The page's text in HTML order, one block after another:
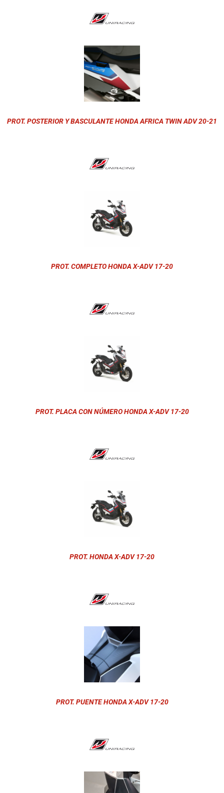
PROT. POSTERIOR Y BASCULANTE HONDA AFRICA TWIN ADV 20-21
PROT. COMPLETO HONDA X-ADV 17-20
PROT. PLACA CON NÚMERO HONDA X-ADV 17-20
PROT. HONDA X-ADV 17-20
PROT. PUENTE HONDA X-ADV 17-20